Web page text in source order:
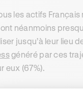
les actifs
néanmoins
jusqu’à leur lieu
généré par ces
eux (67%).